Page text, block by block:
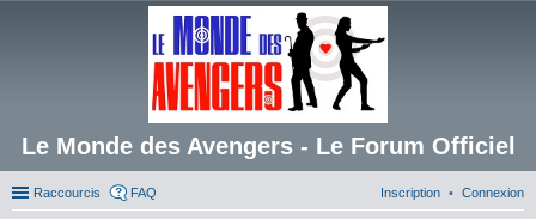
Le Monde des Avengers - Le Forum Officiel
Raccourcis FAQ Connexion
Inscription